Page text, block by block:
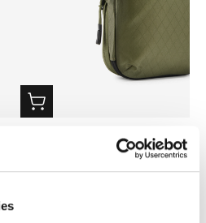
Thule compression packing
organizador de viaje, a
pequeño verde suave